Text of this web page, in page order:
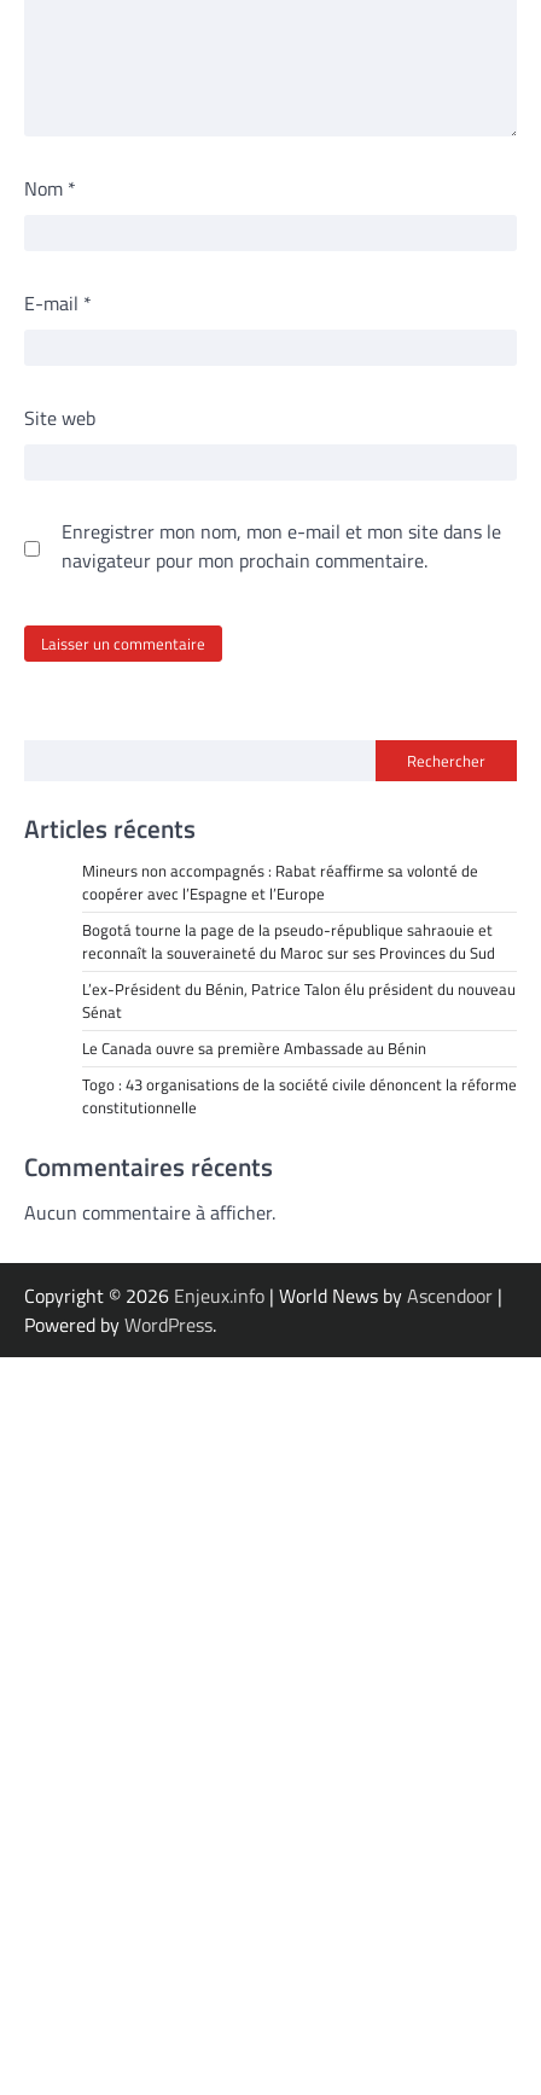
Nom *
E-mail *
Site web
Enregistrer mon nom, mon e-mail et mon site dans le
navigateur pour mon prochain commentaire.
Rechercher
Articles récents
Mineurs non accompagnés : Rabat réaffirme sa volonté de
coopérer avec l’Espagne et l’Europe
Bogotá tourne la page de la pseudo-république sahraouie et
reconnaît la souveraineté du Maroc sur ses Provinces du Sud
L’ex-Président du Bénin, Patrice Talon élu président du nouveau
Sénat
Le Canada ouvre sa première Ambassade au Bénin
Togo : 43 organisations de la société civile dénoncent la réforme
constitutionnelle
Commentaires récents
Aucun commentaire à afficher.
Copyright © 2026 Enjeux.info | World News byAscendoor |
Powered byWordPress.